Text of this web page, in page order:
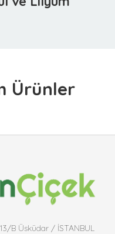
Ürünler
B Üsküdar / İSTANBUL